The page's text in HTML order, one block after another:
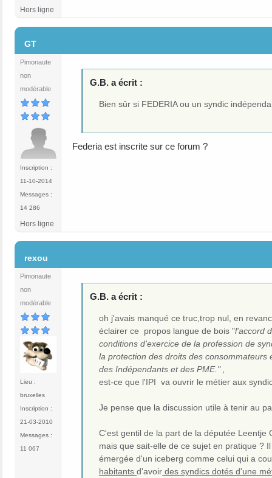
Hors ligne
GT
Pimonaute
non
modérable
Inscription :
11-10-2014
Messages :
14 286
G.B. a écrit :
Bien sûr si FEDERIA ou un syndic
Federia est inscrite sur ce forum ?
Hors ligne
rexou
Pimonaute
non
modérable
Lieu :
bruxelles
Inscription :
21-03-2010
Messages :
11 067
G.B. a écrit :
oh j'avais manqué ce truc,trop nul, en
éclairer ce propos langue de bois "l'accord
conditions d'exercice de la profession de
la protection des droits des
des Indépendants et des PME." ,
est-ce que l'IPI va ouvrir le métier aux
Je pense que la discussion utile à tenir au
C'est gentil de la part de la députée Leentje
mais que sait-elle de ce sujet en pratique ?
émergée d'un iceberg comme celui qui a
habitantsd'avoir des syndics dotés d'une